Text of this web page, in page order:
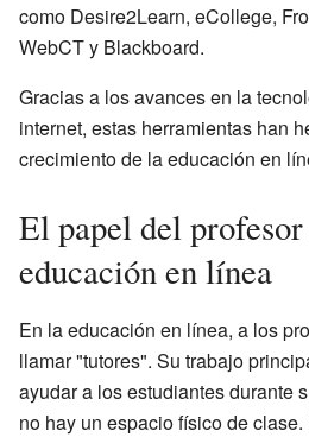
como Desire2Learn, eCollege,
WebCT y Blackboard.
Gracias a los avances en la
internet, estas herramientas han
crecimiento de la educación en
El papel del
educación en línea
En la educación en línea, a los
llamar "tutores". Su trabajo
ayudar a los estudiantes durante
no hay un espacio físico de